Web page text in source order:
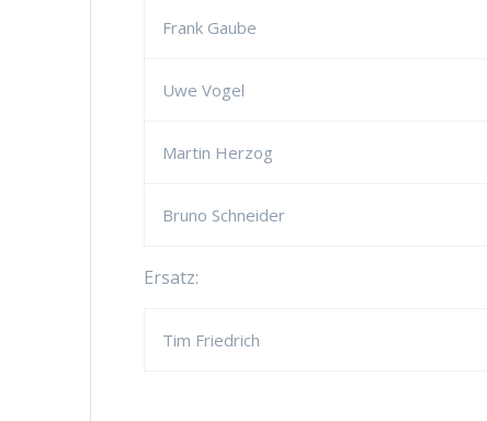
Frank Gaube
Uwe Vogel
Martin Herzog
Bruno Schneider
Ersatz:
Tim Friedrich